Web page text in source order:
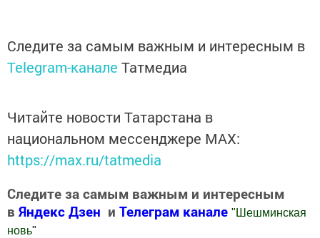
Следите за самым важным и интересным в
Telegram-канале Татмедиа
Читайте новости Татарстана в
национальном мессенджере MАХ:
https://max.ru/tatmedia
Следите за самым важным и интересным
в Яндекс Дзен и Телеграм канале " Шешминская
новь"